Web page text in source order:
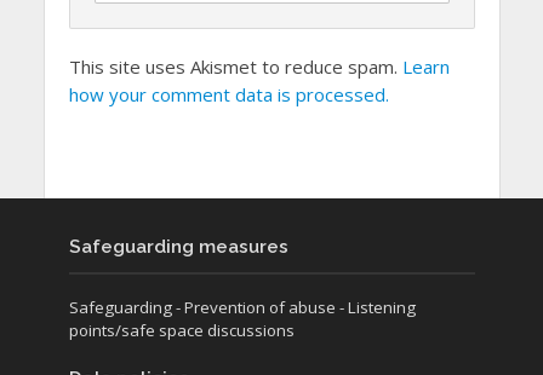
This site uses Akismet to reduce spam. Learn
how your comment data is processed.
Safeguarding measures
Safeguarding- Prevention of abuse - Listening
points/safe space discussions